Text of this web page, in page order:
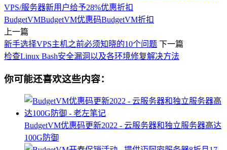
VPS/服务器新用户给予28%优惠折扣
BudgetVMBudgetVM优惠码BudgetVM折扣
上一篇
新手选择VPS主机之前必须知晓的10个问题 下一篇
检查Linux Bash安全漏洞以及各环境修复解决方法
你可能还喜欢这些内容：
BudgetVM优惠码更新2022 - 云服务器和独立服务器高达
100G防御